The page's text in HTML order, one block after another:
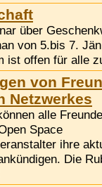
über
von 5.bis 7.
ist offen für alle
von
Netzwerkes
alle
Space
ihre
Die